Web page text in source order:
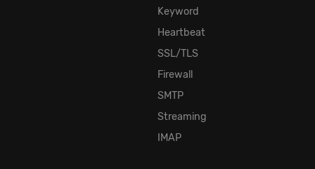
Keyword
Heartbeat
SSL/TLS
Firewall
SMTP
Streaming
IMAP